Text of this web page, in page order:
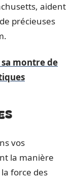
aident
précieuses
montre de
vos
la manière
force des